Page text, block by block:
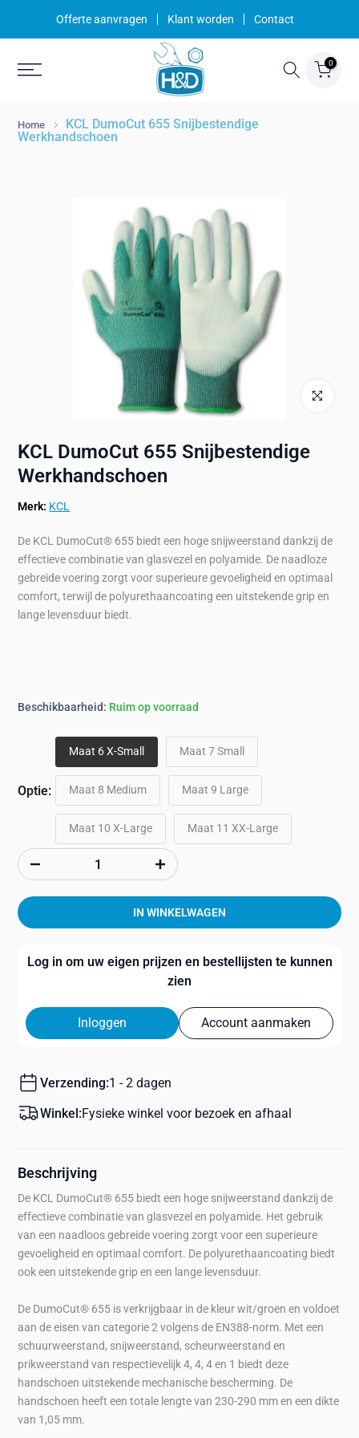
Offerte aanvragen Klant worden Contact
0
Home
KCL DumoCut 655 Snijbestendige
Werkhandschoen
Klik om te
KCL DumoCut 655 Snijbestendige
Werkhandschoen
Merk: KCL
De KCL DumoCut® 655 biedt een hoge snijweerstand dankzij de
effectieve combinatie van glasvezel en polyamide. De naadloze
gebreide voering zorgt voor superieure gevoeligheid en optimaal
comfort, terwijl de polyurethaancoating een uitstekende grip en
lange levensduur biedt.
Beschikbaarheid: Ruim op voorraad
Optie:
Maat 6 X-Small Maat 7 Small
Maat 8 Medium Maat 9 Large
Maat 10 X-Large Maat 11 XX-Large
IN WINKELWAGEN
Log in om uw eigen prijzen en bestellijsten te kunnen
zien
Inloggen Account aanmaken
Verzending:1 - 2 dagen
Winkel:Fysieke winkel voor bezoek en afhaal
Beschrijving
De KCL DumoCut® 655 biedt een hoge snijweerstand dankzij de
effectieve combinatie van glasvezel en polyamide. Het gebruik
van een naadloos gebreide voering zorgt voor een superieure
gevoeligheid en optimaal comfort. De polyurethaancoating biedt
ook een uitstekende grip en een lange levensduur.
De DumoCut® 655 is verkrijgbaar in de kleur wit/groen en voldoet
aan de eisen van categorie 2 volgens de EN388-norm. Met een
schuurweerstand, snijweerstand, scheurweerstand en
prikweerstand van respectievelijk 4, 4, 4 en 1 biedt deze
handschoen uitstekende mechanische bescherming. De
handschoen heeft een totale lengte van 230-290 mm en een dikte
van 1,05 mm.